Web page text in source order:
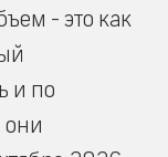
- это как
и по
они